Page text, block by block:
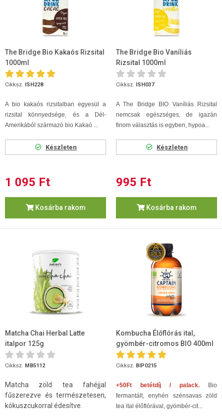
The Bridge Bio Kakaós Rizsital
1000ml
Cikksz. ISH228
A bio kakaós rizsitalban egyesül a
rizsital könnyedsége, és a Dél-
Amerikából származó bio Kakaó ...
Készleten
1 095 Ft
Kosárba rakom
The Bridge Bio Vaníliás
Rizsital 1000ml
Cikksz. ISH037
A The Bridge BIO Vaníliás Rizsital
nemcsak egészséges, de igazán
finom választás is egyben, hypoa...
Készleten
995 Ft
Kosárba rakom
Matcha Chai Herbal Latte
italpor 125g
Cikksz. MB5112
Matcha zöld tea fahéjjal
fűszerezve és természetesen,
kókuszcukorral édesítve.
Kombucha Élőflórás ital,
gyömbér-citromos BIO 400ml
Cikksz. BIP0215
+50Ft betétdíj / palack. Bio
fermantált, enyhén szénsavas zöld
tea ital élőflórával, gyömbér-cit...